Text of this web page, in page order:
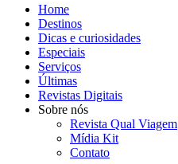
Home
Destinos
Dicas e curiosidades
Especiais
Serviços
Últimas
Revistas Digitais
Sobre nós
Revista Qual Viagem
Mídia Kit
Contato